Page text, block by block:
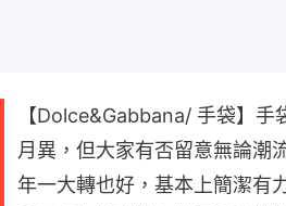
【Dolce&Gabbana/ 手袋】
月異，但大家有否留意無論潮
年一大轉也好，基本上簡潔有